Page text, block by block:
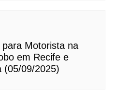
Motorista na
em Recife e
(05/09/2025)